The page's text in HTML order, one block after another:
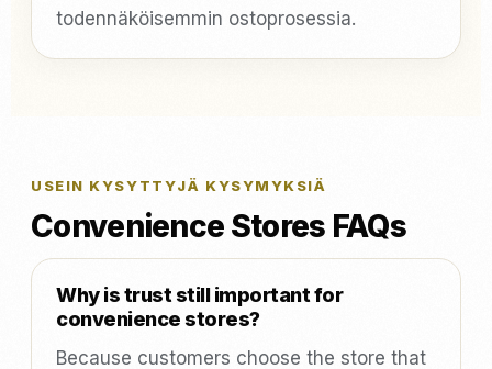
todennäköisemmin ostoprosessia.
USEIN KYSYTTYJÄ KYSYMYKSIÄ
Convenience Stores FAQs
Why is trust still important for
convenience stores?
Because customers choose the store that